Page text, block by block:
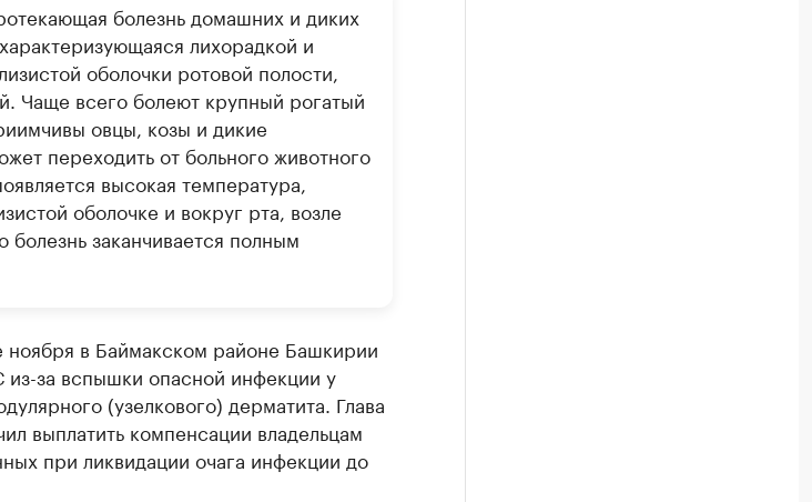
болезнь домашних и диких
лихорадкой и
оболочки ротовой полости,
Чаще всего болеют крупный рогатый
овцы, козы и дикие
переходить от больного животного
высокая температура,
оболочке и вокруг рта, возле
заканчивается полным
ноября в Баймакском районе Башкирии
за вспышки опасной инфекции у
(узелкового) дерматита. Глава
выплатить компенсации владельцам
при ликвидации очага инфекции до